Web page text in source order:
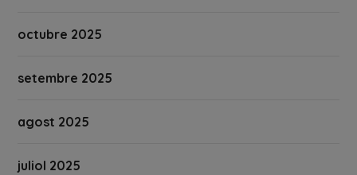
octubre 2025
setembre 2025
agost 2025
juliol 2025